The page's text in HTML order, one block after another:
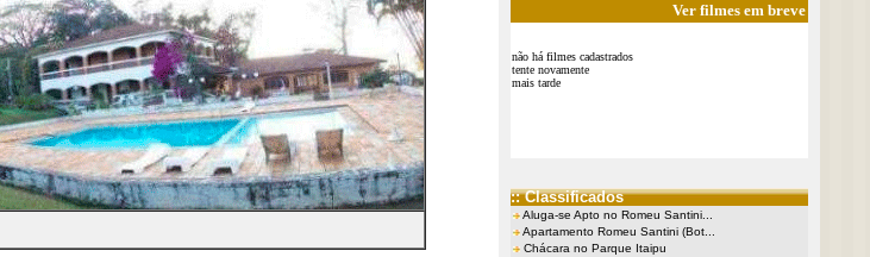
Ver filmes em breve
não há filmes cadastrados
tente novamente
mais tarde
:: Classificados
Aluga-se Apto no Romeu Santini...
Apartamento Romeu Santini (Bot...
Chácara no Parque Itaipu